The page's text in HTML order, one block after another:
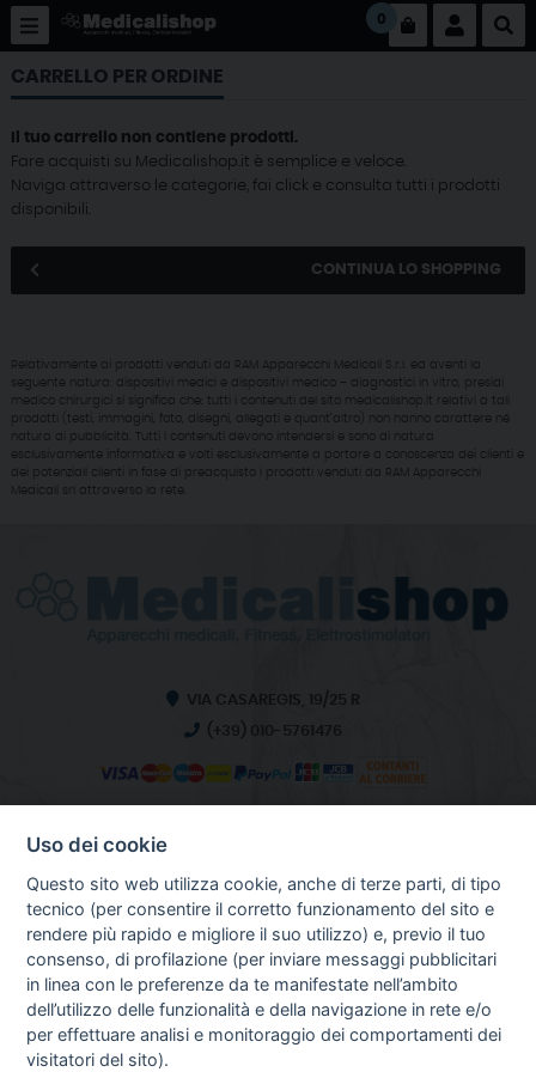
0
CARRELLO PER ORDINE
Il tuo carrello non contiene prodotti.
Fare acquisti su Medicalishop.it è semplice e veloce.
Naviga attraverso le categorie, fai click e consulta tutti i prodotti
disponibili.
CONTINUA LO SHOPPING
Relativamente ai prodotti venduti da RAM Apparecchi Medicali S.r.l. ed aventi la
seguente natura: dispositivi medici e dispositivi medico – diagnostici in vitro, presidi
medico chirurgici si significa che: tutti i contenuti del sito medicalishop.it relativi a tali
prodotti (testi, immagini, foto, disegni, allegati e quant’altro) non hanno carattere né
natura di pubblicità. Tutti i contenuti devono intendersi e sono di natura
esclusivamente informativa e volti esclusivamente a portare a conoscenza dei clienti e
dei potenziali clienti in fase di preacquisto i prodotti venduti da RAM Apparecchi
Medicali srl attraverso la rete.
VIA CASAREGIS, 19/25 R
(+39) 010-5761476
HOME
CHI SIAMO
NOTIZIE
CONTATTI
GUIDA AGLI ACQUISTI
PROCEDURA DI ACQUISTO
Uso dei cookie
Questo sito web utilizza cookie, anche di terze parti, di tipo
tecnico (per consentire il corretto funzionamento del sito e
rendere più rapido e migliore il suo utilizzo) e, previo il tuo
consenso, di profilazione (per inviare messaggi pubblicitari
in linea con le preferenze da te manifestate nell’ambito
dell’utilizzo delle funzionalità e della navigazione in rete e/o
per effettuare analisi e monitoraggio dei comportamenti dei
visitatori del sito).